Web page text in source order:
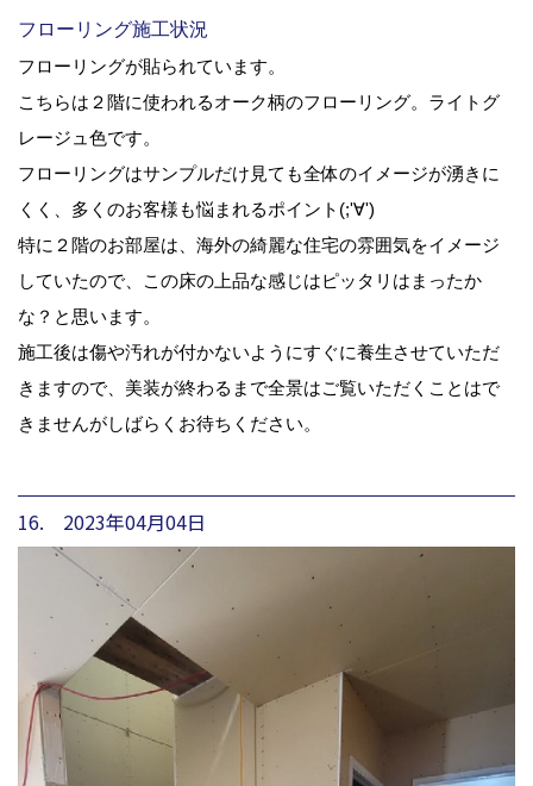
フローリング施工状況
フローリングが貼られています。
こちらは２階に使われるオーク柄のフローリング。ライトグ
レージュ色です。
フローリングはサンプルだけ見ても全体のイメージが湧きに
くく、多くのお客様も悩まれるポイント(;'∀')
特に２階のお部屋は、海外の綺麗な住宅の雰囲気をイメージ
していたので、この床の上品な感じはピッタリはまったか
な？と思います。
施工後は傷や汚れが付かないようにすぐに養生させていただ
きますので、美装が終わるまで全景はご覧いただくことはで
きませんがしばらくお待ちください。
16. 2023年04月04日